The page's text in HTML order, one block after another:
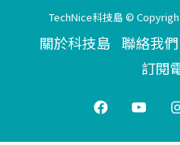
TechNice科技島 ©
關於科技島 聯絡我們
訂閱